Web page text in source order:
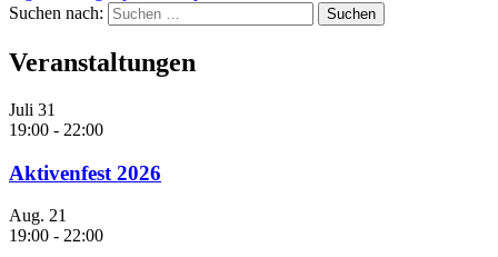
Suchen nach:
Veranstaltungen
Juli 31
19:00 - 22:00
Aktivenfest 2026
Aug. 21
19:00 - 22:00